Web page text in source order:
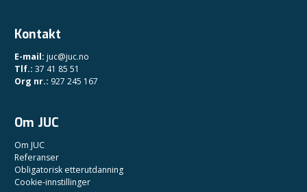
Kontakt
E-mail: juc@juc.no
Tlf.: 37 41 85 51
Org nr.: 927 245 167
Om JUC
Om JUC
Referanser
Obligatorisk etterutdanning
Cookie-innstillinger